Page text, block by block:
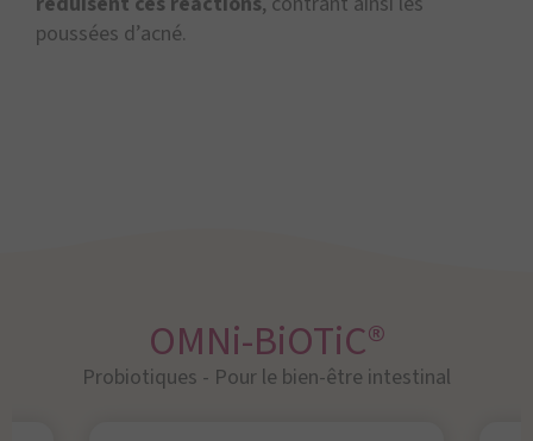
poussées d’acné.
OMNi-BiOTiC®
Probiotiques - Pour le bien-être intestinal